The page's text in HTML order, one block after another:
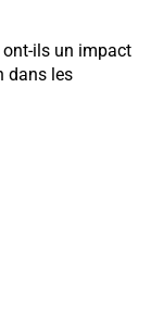
ont-ils un impact
dans les